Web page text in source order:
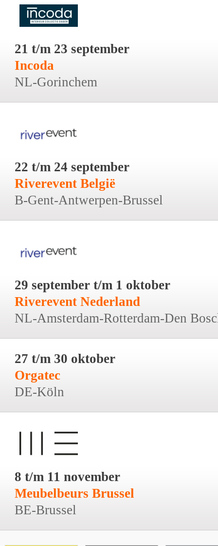
21 t/m 23 september
Incoda
NL-Gorinchem
22 t/m 24 september
Riverevent België
B-Gent-Antwerpen-Brussel
29 september t/m 1 oktober
Riverevent Nederland
NL-Amsterdam-Rotterdam-Den
27 t/m 30 oktober
Orgatec
DE-Köln
8 t/m 11 november
Meubelbeurs Brussel
BE-Brussel